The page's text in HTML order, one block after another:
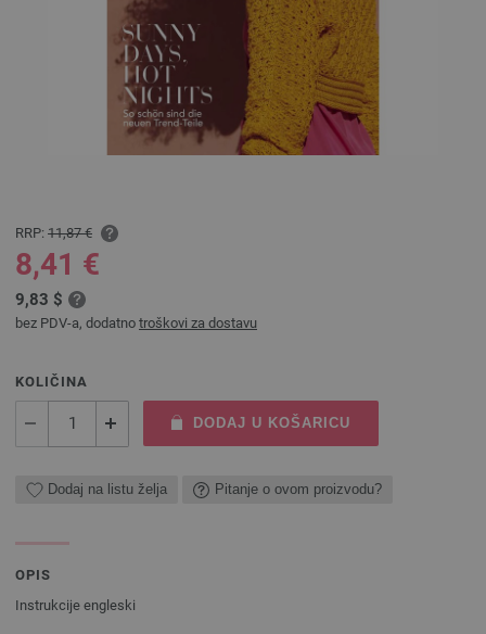
RRP: 11,87 €
8,41 €
9,83 $
bez PDV-a, dodatno troškovi za dostavu
KOLIČINA
DODAJ U KOŠARICU
Dodaj na listu želja Pitanje o ovom proizvodu?
OPIS
Instrukcije engleski